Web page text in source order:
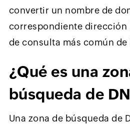
convertir un nombre de
correspondiente dirección
de consulta más común de
¿Qué es una
búsqueda de
Una zona de búsqueda de